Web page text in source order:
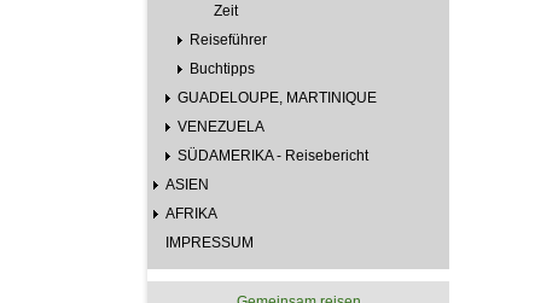
Zeit
Reiseführer
Buchtipps
GUADELOUPE, MARTINIQUE
VENEZUELA
SÜDAMERIKA - Reisebericht
ASIEN
AFRIKA
IMPRESSUM